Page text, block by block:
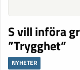
S vill införa
”Trygghet”
NYHETER